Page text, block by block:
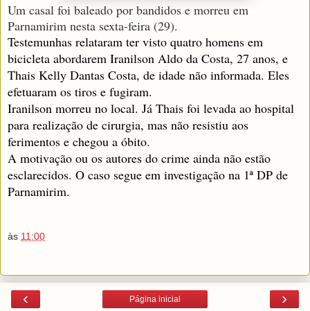
Um casal foi baleado por bandidos e morreu em
Parnamirim nesta sexta-feira (29).
Testemunhas relataram ter visto quatro homens em
bicicleta abordarem Iranilson Aldo da Costa, 27 anos, e
Thais Kelly Dantas Costa, de idade não informada. Eles
efetuaram os tiros e fugiram.
Iranilson morreu no local. Já Thais foi levada ao hospital
para realização de cirurgia, mas não resistiu aos
ferimentos e chegou a óbito.
A motivação ou os autores do crime ainda não estão
esclarecidos. O caso segue em investigação na 1ª DP de
Parnamirim.
às 11:00
‹ ›
Página inicial